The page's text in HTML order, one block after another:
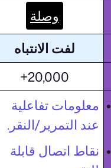
وصلة
لفت الانتباه
20,000+
معلومات تفاعلية
عند التمرير/النقر.
نقاط اتصال قابلة